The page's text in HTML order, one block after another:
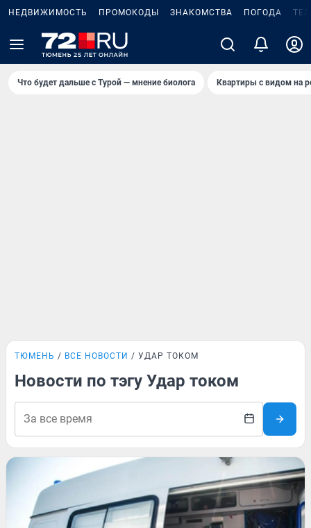
НЕДВИЖИМОСТЬ ПРОМОКОДЫ ЗНАКОМСТВА ПОГОДА
Что будет дальше с Турой — мнение биолога Квартиры с видом на
ТЮМЕНЬ ВСЕ НОВОСТИ УДАР ТОКОМ
Новости по тэгу Удар током